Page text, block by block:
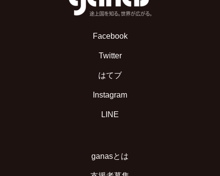
Facebook
Twitter
はてブ
Instagram
LINE
ganasとは